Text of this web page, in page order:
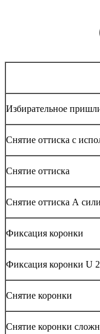
Избирательное
Снятие оттиска с
Снятие оттиска
Снятие оттиска А
Фиксация коронки
Фиксация коронки U
Снятие коронки
Снятие коронки